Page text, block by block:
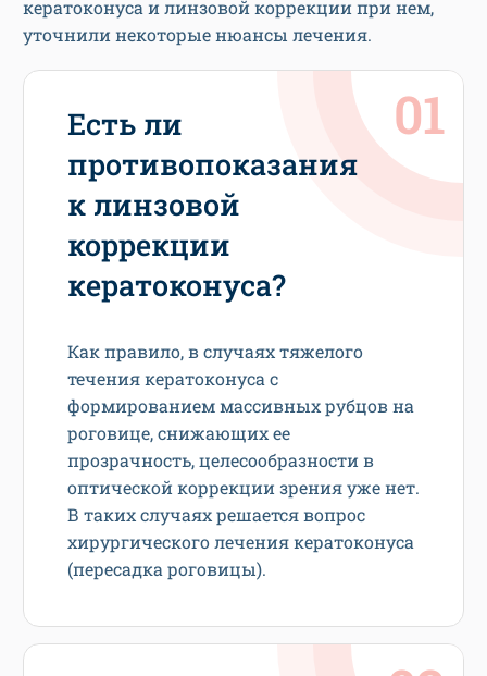
кератоконуса и линзовой коррекции при нем,
уточнили некоторые нюансы лечения.
Есть ли
противопоказания
к линзовой
коррекции
кератоконуса?
Как правило, в случаях тяжелого
течения кератоконуса с
формированием массивных рубцов на
роговице, снижающих ее
прозрачность, целесообразности в
оптической коррекции зрения уже нет.
В таких случаях решается вопрос
хирургического лечения кератоконуса
(пересадка роговицы).